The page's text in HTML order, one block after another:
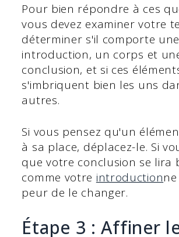
Pour bien répondre à ces
vous devez examiner votre
déterminer s'il comporte une
introduction, un corps et
conclusion, et si ces
s'imbriquent bien les uns
autres.
Si vous pensez qu'un
à sa place, déplacez-le. Si
que votre conclusion se lira
comme votre introduction
peur de le changer.
Étape 3 : Affiner